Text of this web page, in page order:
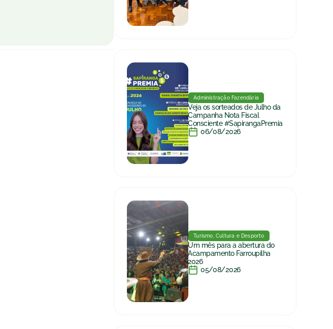
Administração Fazendária
Veja os sorteados de Julho da
Campanha Nota Fiscal
Consciente #SapirangaPremia
06/08/2026
Turismo, Cultura e Desporto
Um mês para a abertura do
Acampamento Farroupilha
2026
05/08/2026